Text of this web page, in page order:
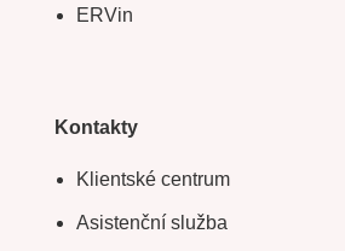
ERVin
Kontakty
Klientské centrum
Asistenční služba